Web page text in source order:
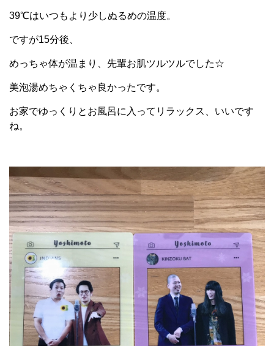
39℃はいつもより少しぬるめの温度。
ですが15分後、
めっちゃ体が温まり、先輩お肌ツルツルでした☆
美泡湯めちゃくちゃ良かったです。
お家でゆっくりとお風呂に入ってリラックス、いいです
ね。